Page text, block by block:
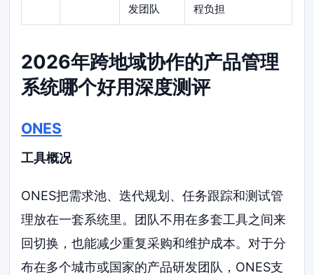
发团队
程负担
2026年跨地域协作的产品管理
系统哪个好用深度测评
ONES
工具概况
ONES把需求池、迭代规划、任务跟踪和测试管
理放在一套系统里。团队不用在多套工具之间来
回切换，也能减少重复采购和维护成本。对于分
布在多个城市或国家的产品研发团队，ONES支